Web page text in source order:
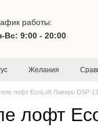
работы:
Вс: 9:00 - 20:00
Желания
лофт EcoLoft Лаверо DSP-
лофт